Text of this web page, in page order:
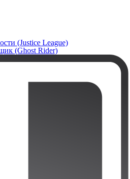
(Justice League)
(Ghost Rider)